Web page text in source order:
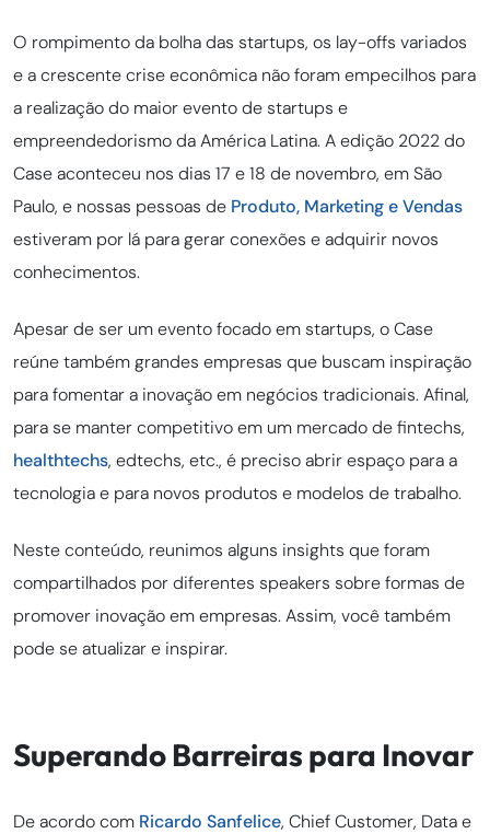
O rompimento da bolha das startups, os lay-offs variados
e a crescente crise econômica não foram empecilhos para
a realização do maior evento de startups e
empreendedorismo da América Latina. A edição 2022 do
Case aconteceu nos dias 17 e 18 de novembro, em São
Paulo, e nossas pessoas de Produto, Marketing e Vendas
estiveram por lá para gerar conexões e adquirir novos
conhecimentos.
Apesar de ser um evento focado em startups, o Case
reúne também grandes empresas que buscam inspiração
para fomentar a inovação em negócios tradicionais. Afinal,
para se manter competitivo em um mercado de fintechs,
healthtechs, edtechs, etc., é preciso abrir espaço para a
tecnologia e para novos produtos e modelos de trabalho.
Neste conteúdo, reunimos alguns insights que foram
compartilhados por diferentes speakers sobre formas de
promover inovação em empresas. Assim, você também
pode se atualizar e inspirar.
Superando Barreiras para Inovar
De acordo com Ricardo Sanfelice, Chief Customer, Data e